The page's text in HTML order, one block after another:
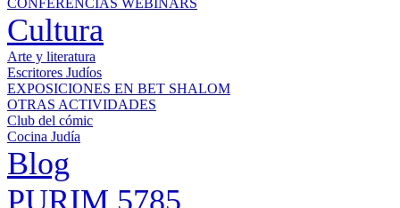
CONFERENCIAS WEBINARS
Cultura
Arte y literatura
Escritores Judíos
EXPOSICIONES EN BET SHALOM
OTRAS ACTIVIDADES
Club del cómic
Cocina Judía
Blog
PURIM 5785